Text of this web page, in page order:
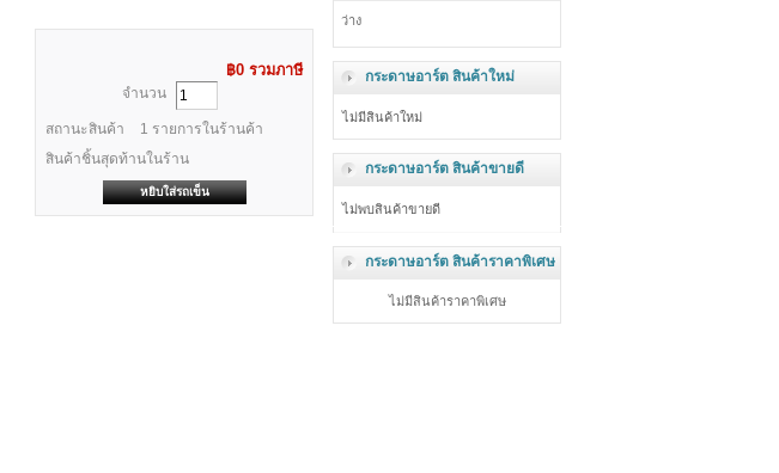
฿0รวมภาษี
จำนวน
สถานะสินค้า 1 รายการในร้านค้า
สินค้าชิ้นสุดท้านในร้าน
ว่าง
กระดาษอาร์ต สินค้าใหม่
ไม่มีสินค้าใหม่
กระดาษอาร์ต สินค้าขายดี
ไม่พบสินค้าขายดี
กระดาษอาร์ต สินค้าราคาพิเศษ
ไม่มีสินค้าราคาพิเศษ